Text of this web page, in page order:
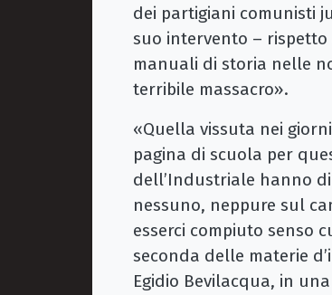
dei partigiani comunisti
suo intervento – rispetto
manuali di storia nelle
terribile massacro».
«Quella vissuta nei
pagina di scuola per
dell’Industriale hanno
nessuno, neppure sul
esserci compiuto senso
seconda delle materie
Egidio Bevilacqua, in